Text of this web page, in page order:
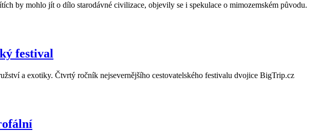
by mohlo jít o dílo starodávné civilizace, objevily se i spekulace o mimozemském původu.
festival
a exotiky. Čtvrtý ročník nejsevernějšího cestovatelského festivalu dvojice BigTrip.cz